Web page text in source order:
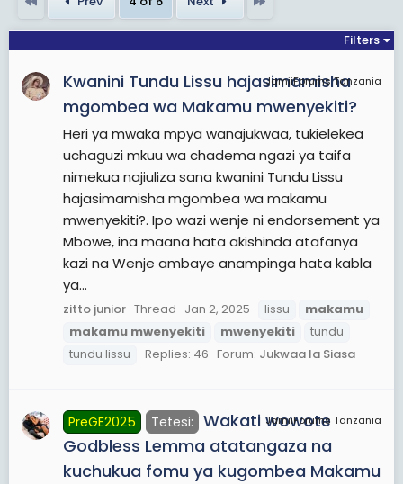
Filters
JamiiForums Tanzania
Kwanini Tundu Lissu hajasimamisha
mgombea wa Makamu mwenyekiti?
Heri ya mwaka mpya wanajukwaa, tukielekea
uchaguzi mkuu wa chadema ngazi ya taifa
nimekua najiuliza sana kwanini Tundu Lissu
hajasimamisha mgombea wa makamu
mwenyekiti?. Ipo wazi wenje ni endorsement ya
Mbowe, ina maana hata akishinda atafanya
kazi na Wenje ambaye anampinga hata kabla
ya...
zitto junior Thread Jan 2, 2025 lissu
makamu
makamu mwenyekiti mwenyekiti
tundu
tundu lissu
Replies: 46 Forum: Jukwaa la Siasa
JamiiForums Tanzania
PreGE2025 Tetesi:
Wakati wowote
Godbless Lemma atatangaza na
kuchukua fomu ya kugombea Makamu